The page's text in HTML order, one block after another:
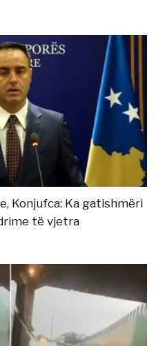
Konjufca: Ka gatishmëri
të vjetra